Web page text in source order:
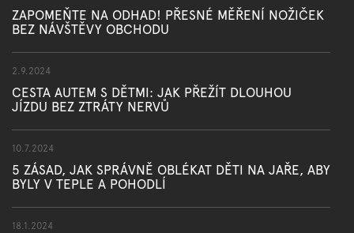
ZAPOMEŇTE NA ODHAD! PŘESNÉ MĚŘENÍ NOŽIČEK
BEZ NÁVŠTĚVY OBCHODU
2.9.2024
CESTA AUTEM S DĚTMI: JAK PŘEŽÍT DLOUHOU
JÍZDU BEZ ZTRÁTY NERVŮ
10.7.2024
5 ZÁSAD, JAK SPRÁVNĚ OBLÉKAT DĚTI NA JAŘE, ABY
BYLY V TEPLE A POHODLÍ
18.1.2024